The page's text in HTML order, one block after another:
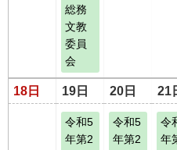
総務
文教
委員
会
18日 19日 20日 21
令和5
年第2
令和5
年第2
令
年